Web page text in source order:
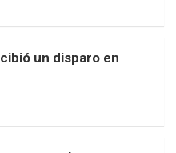
un disparo en